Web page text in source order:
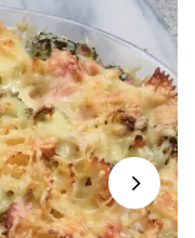
Next